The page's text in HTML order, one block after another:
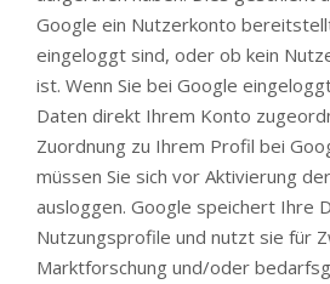
Google ein Nutzerkonto
eingeloggt sind, oder ob kein
ist. Wenn Sie bei Google
Daten direkt Ihrem Konto
Zuordnung zu Ihrem Profil bei
müssen Sie sich vor Aktivierung
ausloggen. Google speichert Ihre
Nutzungsprofile und nutzt sie für
Marktforschung und/oder